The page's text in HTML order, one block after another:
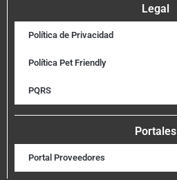
Legal
Política de Privacidad
Política Pet Friendly
PQRS
Portales
Portal Proveedores